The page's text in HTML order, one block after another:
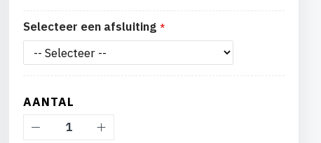
Selecteer een afsluiting
AANTAL